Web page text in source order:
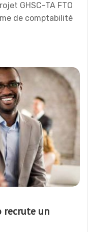
GHSC-TA FTO
de comptabilité
recrute un